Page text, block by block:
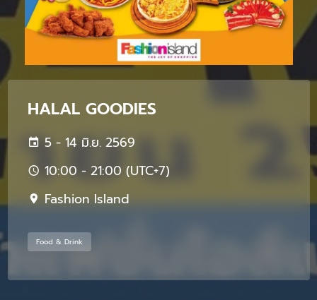
HALAL GOODIES
5 - 14 มิ.ย. 2569
10:00 - 21:00 (UTC+7)
Fashion Island
Food & Drink